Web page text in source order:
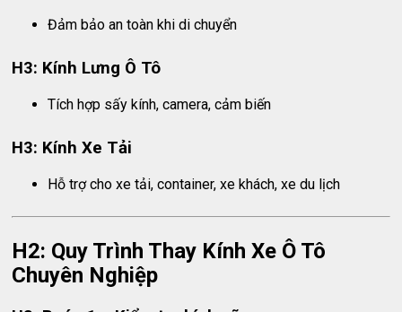
Đảm bảo an toàn khi di chuyển
H3: Kính Lưng Ô Tô
Tích hợp sấy kính, camera, cảm biến
H3: Kính Xe Tải
Hỗ trợ cho xe tải, container, xe khách, xe du lịch
H2: Quy Trình Thay Kính Xe Ô Tô
Chuyên Nghiệp